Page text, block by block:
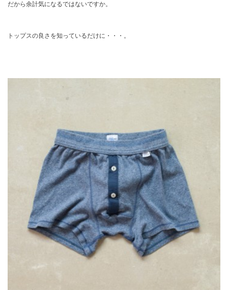
だから余計気になるではないですか。
トップスの良さを知っているだけに・・・。